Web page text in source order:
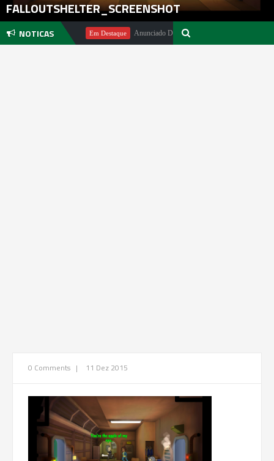
FALLOUTSHELTER_SCREENSHOT
NOTICAS
Pachter Em Destaque Anunciado DualSense The Last of Us Limited
0 Comments | 11 Dez 2015